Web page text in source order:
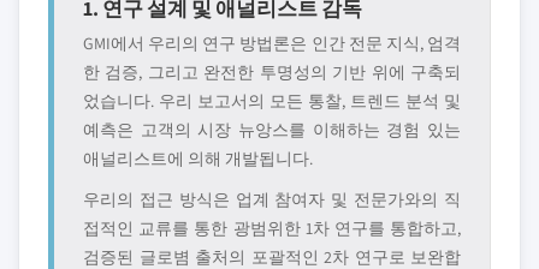
1. 연구 설계 및 애널리스트 감독
GMI에서 우리의 연구 방법론은 인간 전문 지식, 엄격
한 검증, 그리고 완전한 투명성의 기반 위에 구축되
었습니다. 우리 보고서의 모든 통찰, 트렌드 분석 및
예측은 고객의 시장 뉴앙스를 이해하는 경험 있는
애널리스트에 의해 개발됩니다.
우리의 접근 방식은 업계 참여자 및 전문가와의 직
접적인 교류를 통한 광범위한 1차 연구를 통합하고,
검증된 글로볌 출처의 포괄적인 2차 연구로 보완합